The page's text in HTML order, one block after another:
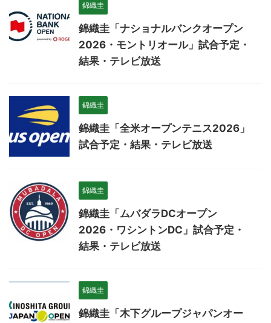
錦織圭
錦織圭「ナショナルバンクオープン
2026・モントリオール」試合予定・
結果・テレビ放送
錦織圭
錦織圭「全米オープンテニス2026」
試合予定・結果・テレビ放送
錦織圭
錦織圭「ムバダラDCオープン
2026・ワシントンDC」試合予定・
結果・テレビ放送
錦織圭
錦織圭「木下グループジャパンオー